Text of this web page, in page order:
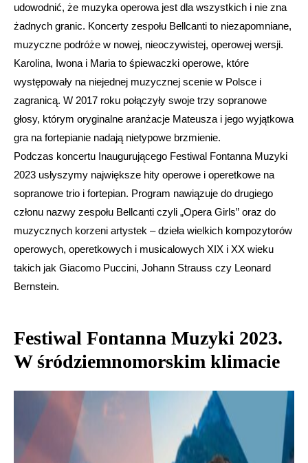
udowodnić, że muzyka operowa jest dla wszystkich i nie zna
żadnych granic. Koncerty zespołu Bellcanti to niezapomniane,
muzyczne podróże w nowej, nieoczywistej, operowej wersji.
Karolina, Iwona i Maria to śpiewaczki operowe, które
występowały na niejednej muzycznej scenie w Polsce i
zagranicą. W 2017 roku połączyły swoje trzy sopranowe
głosy, którym oryginalne aranżacje Mateusza i jego wyjątkowa
gra na fortepianie nadają nietypowe brzmienie.
Podczas koncertu Inaugurującego Festiwal Fontanna Muzyki
2023 usłyszymy największe hity operowe i operetkowe na
sopranowe trio i fortepian. Program nawiązuje do drugiego
członu nazwy zespołu Bellcanti czyli „Opera Girls” oraz do
muzycznych korzeni artystek – dzieła wielkich kompozytorów
operowych, operetkowych i musicalowych XIX i XX wieku
takich jak Giacomo Puccini, Johann Strauss czy Leonard
Bernstein.
Festiwal Fontanna Muzyki 2023.
W śródziemnomorskim klimacie